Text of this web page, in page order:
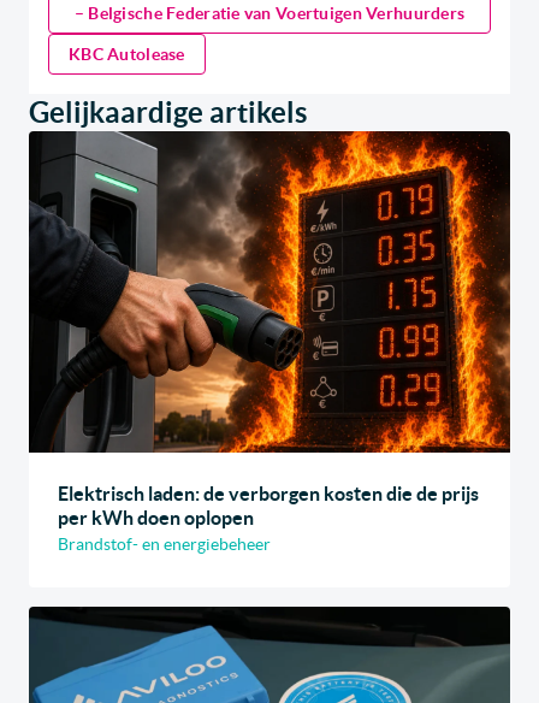
– Belgische Federatie van Voertuigen Verhuurders
KBC Autolease
Gelijkaardige artikels
Elektrisch laden: de verborgen kosten die de prijs
per kWh doen oplopen
Brandstof- en energiebeheer